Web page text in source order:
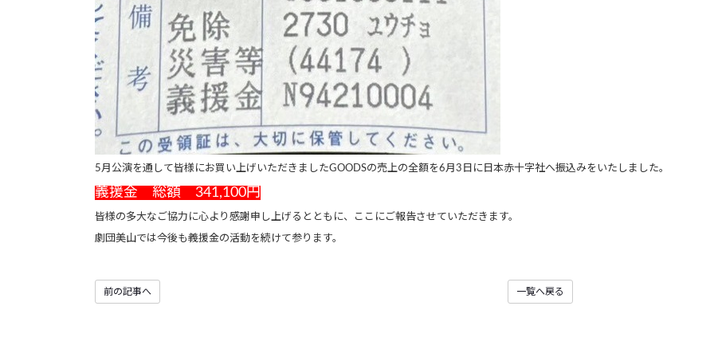
5月公演を通して皆様にお買い上げいただきましたGOODSの売上の全額を6月3日に日本赤十字社へ振込みをいたしました。
義援金 総額 341,100円
皆様の多大なご協力に心より感謝申し上げるとともに、ここにご報告させていただきます。
劇団美山では今後も義援金の活動を続けて参ります。
前の記事へ 一覧へ戻る